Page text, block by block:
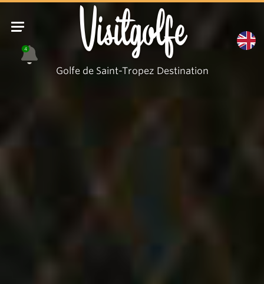
4 Visitgolfe
Golfe de Saint-Tropez Destination